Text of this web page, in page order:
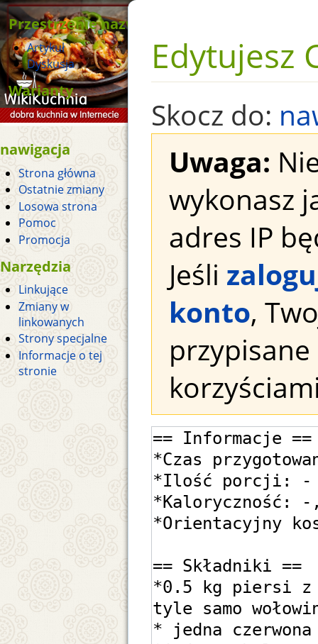
Edytujesz
Skocz do:
Uwaga:
wykonasz
adres IP
Jeśli
konto,
Przestrzenie nazw
Artykuł
Dyskusja
Warianty
nawigacja
Strona główna
Ostatnie zmiany
Losowa strona
Pomoc
Promocja
Narzędzia
Linkujące
Zmiany w
linkowanych
Strony specjalne
Informacje o tej
stronie